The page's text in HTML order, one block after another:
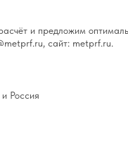
и предложим
сайт: metprf.ru.
Россия